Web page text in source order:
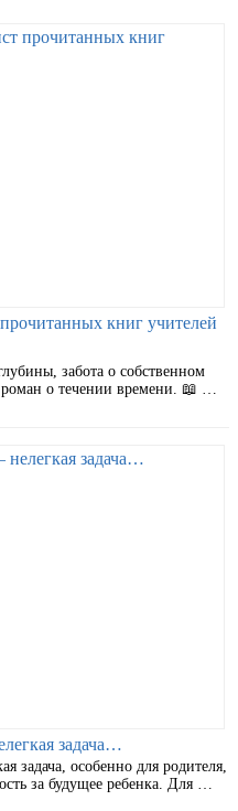
книг учителей
забота о собственном
о течении времени. 📖 …
задача…
задача, особенно для родителя,
за будущее ребенка. Для …